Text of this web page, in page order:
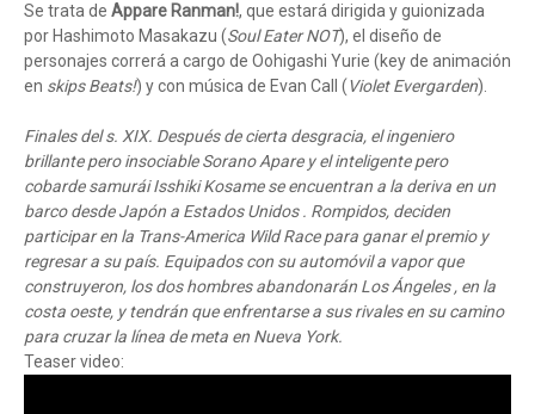
Se trata de Appare Ranman!, que estará dirigida y guionizada
por Hashimoto Masakazu (Soul Eater NOT), el diseño de
personajes correrá a cargo de Oohigashi Yurie (key de animación
en skips Beats!) y con música de Evan Call (Violet Evergarden).
Finales del s. XIX. Después de cierta desgracia, el ingeniero
brillante pero insociable Sorano Apare y el inteligente pero
cobarde samurái Isshiki Kosame se encuentran a la deriva en un
barco desde Japón a Estados Unidos . Rompidos, deciden
participar en la Trans-America Wild Race para ganar el premio y
regresar a su país. Equipados con su automóvil a vapor que
construyeron, los dos hombres abandonarán Los Ángeles , en la
costa oeste, y tendrán que enfrentarse a sus rivales en su camino
para cruzar la línea de meta en Nueva York.
Teaser video: